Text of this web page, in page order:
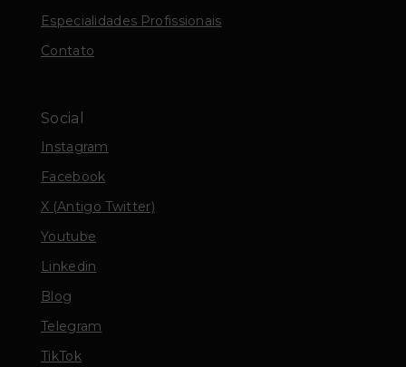
Especialidades Profissionais
Contato
Social
Instagram
Facebook
X (Antigo Twitter)
Youtube
Linkedin
Blog
Telegram
TikTok